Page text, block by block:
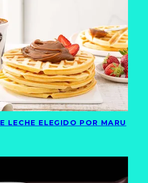
LECHE ELEGIDO POR MARU